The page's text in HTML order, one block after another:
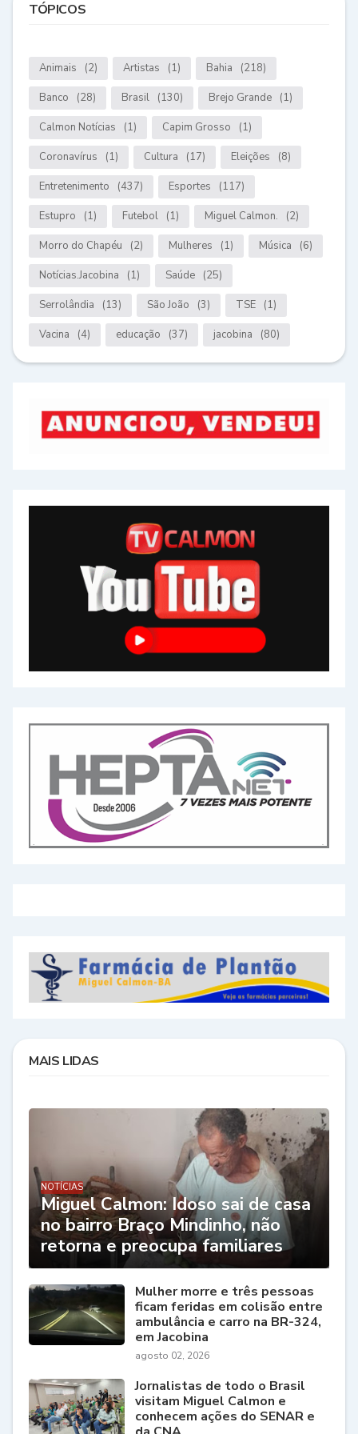
TÓPICOS
Animais (2) Artistas (1) Bahia (218)
Banco (28) Brasil (130) Brejo Grande (1)
Calmon Notícias (1) Capim Grosso (1)
Coronavírus (1) Cultura (17) Eleições (8)
Entretenimento (437) Esportes (117)
Estupro (1) Futebol (1) Miguel Calmon. (2)
Morro do Chapéu (2) Mulheres (1) Música (6)
Notícias.Jacobina (1) Saúde (25)
Serrolândia (13) São João (3) TSE (1)
Vacina (4) educação (37) jacobina (80)
MAIS LIDAS
NOTÍCIAS
Miguel Calmon: Idoso sai de casa
no bairro Braço Mindinho, não
retorna e preocupa familiares
Mulher morre e três pessoas
ficam feridas em colisão entre
ambulância e carro na BR-324,
em Jacobina
agosto 02, 2026
Jornalistas de todo o Brasil
visitam Miguel Calmon e
conhecem ações do SENAR e